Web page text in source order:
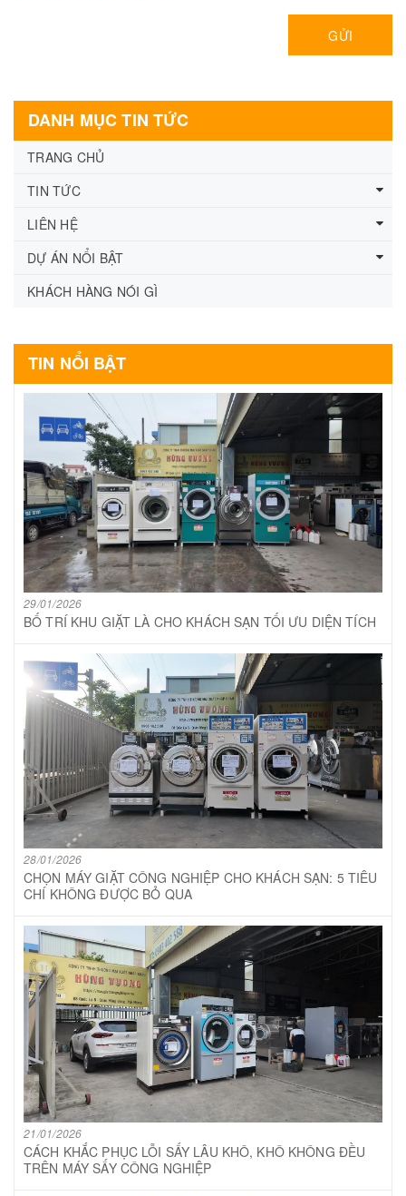
DANH MỤC TIN TỨC
TRANG CHỦ
TIN TỨC
LIÊN HỆ
DỰ ÁN NỔI BẬT
KHÁCH HÀNG NÓI GÌ
TIN NỔI BẬT
29/01/2026
BỐ TRÍ KHU GIẶT LÀ CHO KHÁCH SẠN TỐI ƯU DIỆN TÍCH
28/01/2026
CHỌN MÁY GIẶT CÔNG NGHIỆP CHO KHÁCH SẠN: 5 TIÊU
CHÍ KHÔNG ĐƯỢC BỎ QUA
21/01/2026
CÁCH KHẮC PHỤC LỖI SẤY LÂU KHÔ, KHÔ KHÔNG ĐỀU
TRÊN MÁY SẤY CÔNG NGHIỆP
GỬI